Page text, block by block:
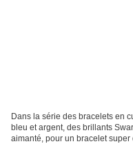
Dans la série des bracelets en
bleu et argent, des brillants
aimanté, pour un bracelet